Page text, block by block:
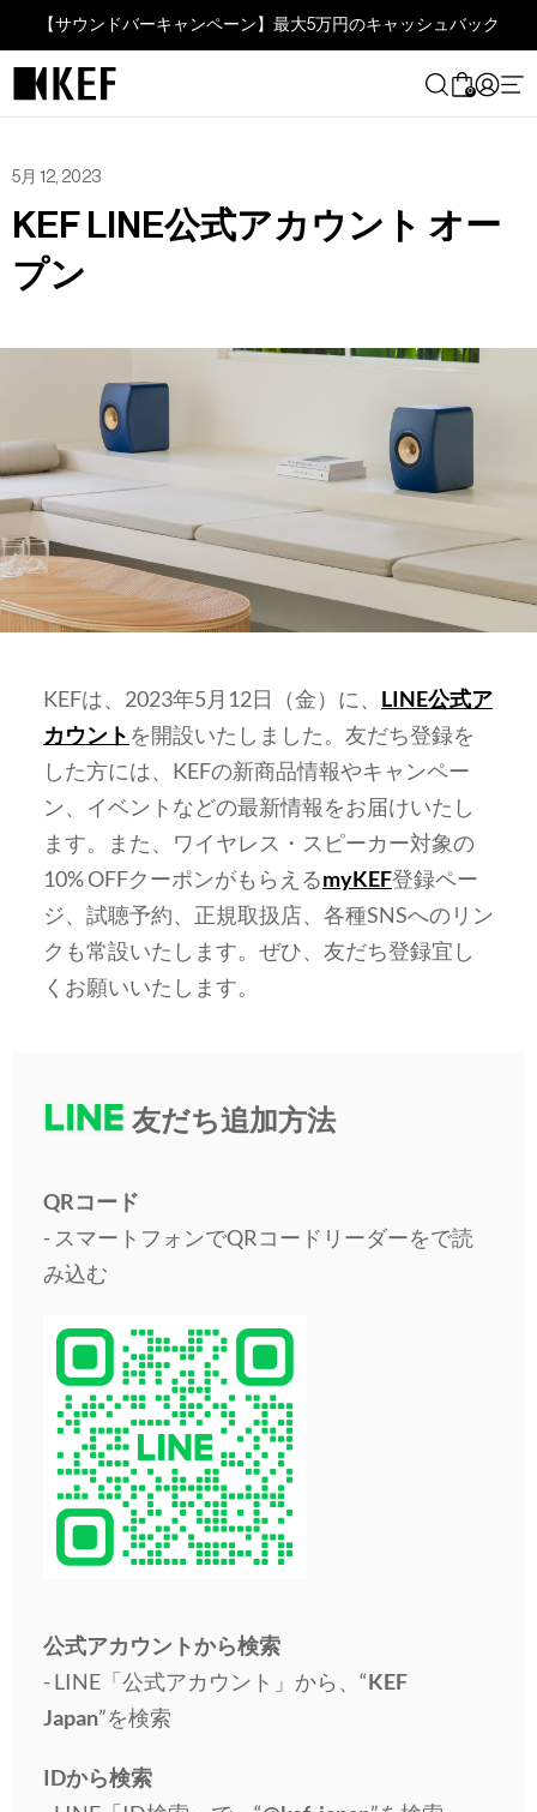
テ
ツ
ス
【サウンドバーキャンペーン】最大5万円のキャッシュバック
0
5月 12, 2023
KEF LINE公式アカウント オー
プン
KEFは、2023年5月12日（金）に、 LINE公式ア
カウント を開設いたしました。友だち登録を
した方には、KEFの新商品情報やキャンペー
ン、イベントなどの最新情報をお届けいたし
ます。また、ワイヤレス・スピーカー対象の
10% OFFクーポンがもらえるmyKEF登録ペー
ジ、試聴予約、正規取扱店、各種SNSへのリン
クも常設いたします。ぜひ、友だち登録宜し
くお願いいたします。
友だち追加方法
QRコード
- スマートフォンでQRコードリーダーをで読
み込む
公式アカウントから検索
- LINE「公式アカウント」から、“KEF
Japan”を検索
IDから検索